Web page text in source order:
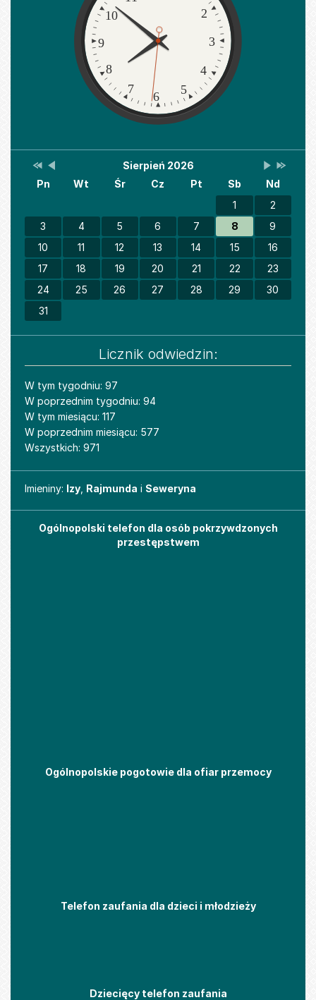
2
3
4
5
6
7
8
9
10
Kalendarz
Lista
wydarzeń
w
Sierpień 2026Brak
w
miesiącu.
Przestaw
na
Przestaw
na
Przestaw
na
Wrzesień
2026
na
Sierpień
2027
Pn Wt Śr Cz Pt Sb
Nd
1
2
3
4 5 6 7 8
9
10
11 12 13 14 15
16
17
18 19 20 21 22
23
24
25 26 27 28 29
30
31
Licznik odwiedzin:
W tym tygodniu: 97
W poprzednim tygodniu: 94
W tym miesiącu: 117
W poprzednim miesiącu: 577
Wszystkich: 971
Imieniny
Imieniny: Izy Rajmunda i Seweryna
Ogólnopolski telefon dla osób pokrzywdzonych
przestępstwem
Ogólnopolskie pogotowie dla ofiar przemocy
Telefon zaufania dla dzieci i młodzieży
Dziecięcy telefon zaufania